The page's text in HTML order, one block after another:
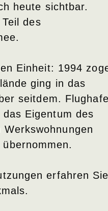
heute sichtbar.
des
Einheit: 1994
ging in das
seitdem.
Eigentum des
erfahren Sie